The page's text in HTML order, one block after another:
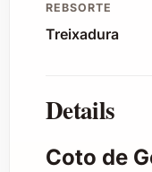
REBSORTE
Treixadura
Details
Coto de